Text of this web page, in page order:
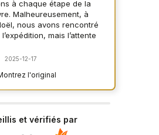
l'original
à chaque étape de la
Malheureusement, à
nous avons rencontré
mais l’attente
le recommande vivement
2025-12-17
et vérifiés par